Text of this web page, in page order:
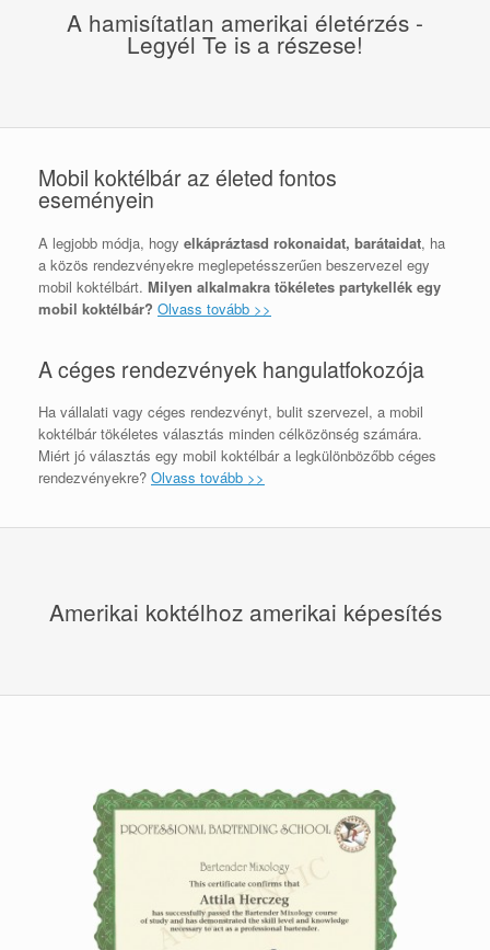
A hamisítatlan amerikai életérzés -
Legyél Te is a részese!
Mobil koktélbár az életed fontos
eseményein
A legjobb módja, hogy elkápráztasd rokonaidat, barátaidat, ha
a közös rendezvényekre meglepetésszerűen beszervezel egy
mobil koktélbárt. Milyen alkalmakra tökéletes partykellék egy
mobil koktélbár? Olvass tovább >>
A céges rendezvények hangulatfokozója
Ha vállalati vagy céges rendezvényt, bulit szervezel, a mobil
koktélbár tökéletes választás minden célközönség számára.
Miért jó választás egy mobil koktélbár a legkülönbözőbb céges
rendezvényekre? Olvass tovább >>
Amerikai koktélhoz amerikai képesítés